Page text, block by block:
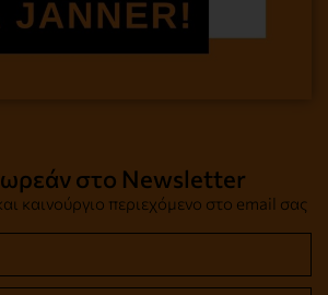
στο Newsletter
καινούργιο περιεχόμενο στο email σας